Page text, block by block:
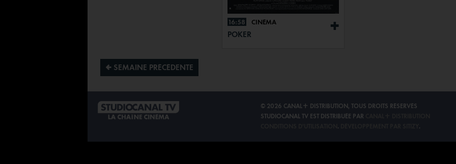
+
16:58 CINÉMA
POKER
¡ SEMAINE PRÉCÉDENTE
© 2026 CANAL+ DISTRIBUTION, TOUS DROITS RÉSERVÉS
STUDIOCANAL TV EST DISTRIBUÉE PAR
. .